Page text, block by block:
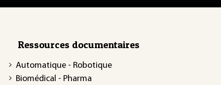
Ressources documentaires
Automatique - Robotique
Biomédical - Pharma